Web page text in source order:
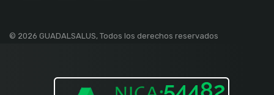
facebook-linkedin-instagramyoutube
© 2026 GUADALSALUS, Todos los derechos reservados